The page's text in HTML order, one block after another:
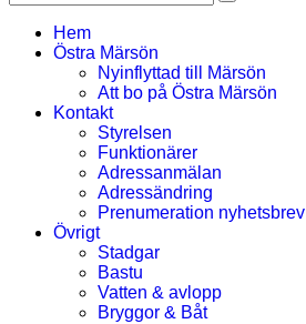
Hem
Östra Märsön
Nyinflyttad till Märsön
Att bo på Östra Märsön
Kontakt
Styrelsen
Funktionärer
Adressanmälan
Adressändring
Prenumeration nyhetsbrev
Övrigt
Stadgar
Bastu
Vatten & avlopp
Bryggor & Båt